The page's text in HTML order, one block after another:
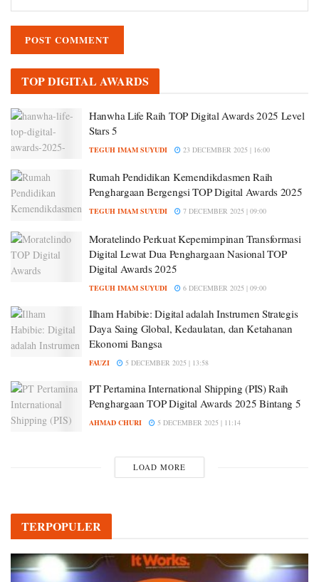
TOP DIGITAL AWARDS
Hanwha Life Raih TOP Digital Awards 2025 Level
Stars 5
TEGUH IMAM SUYUDI 23 DECEMBER 2025 | 16:00
Rumah Pendidikan Kemendikdasmen Raih
Penghargaan Bergengsi TOP Digital Awards 2025
TEGUH IMAM SUYUDI 7 DECEMBER 2025 | 09:00
Moratelindo Perkuat Kepemimpinan Transformasi
Digital Lewat Dua Penghargaan Nasional TOP
Digital Awards 2025
TEGUH IMAM SUYUDI 6 DECEMBER 2025 | 09:00
Ilham Habibie: Digital adalah Instrumen Strategis
Daya Saing Global, Kedaulatan, dan Ketahanan
Ekonomi Bangsa
FAUZI 5 DECEMBER 2025 | 13:58
PT Pertamina International Shipping (PIS) Raih
Penghargaan TOP Digital Awards 2025 Bintang 5
AHMAD CHURI 5 DECEMBER 2025 | 11:14
LOAD MORE
TERPOPULER